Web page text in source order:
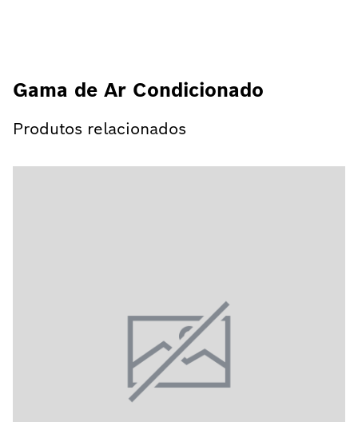
Gama de Ar Condicionado
Produtos relacionados